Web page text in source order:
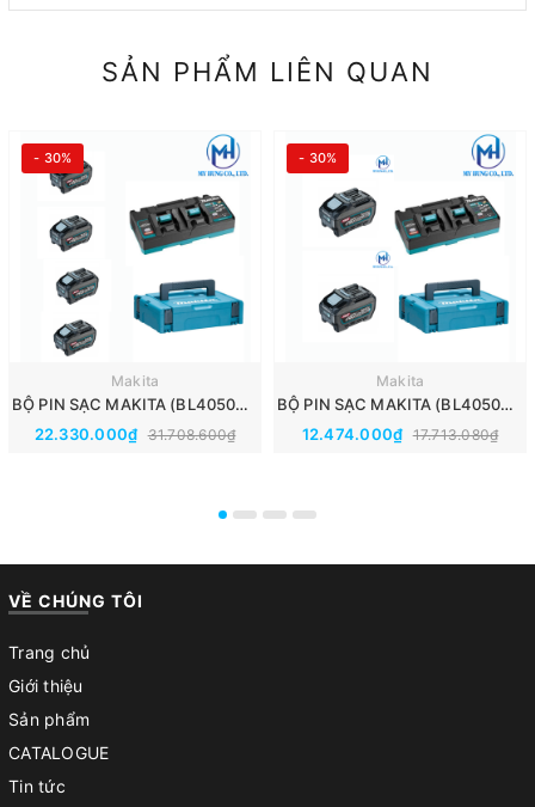
SẢN PHẨM LIÊN QUAN
- 30%
Makita
BỘ PIN SẠC MAKITA (BL4050F*4+DC40RB+MAKPAC) 191U42-2
22.330.000₫ 31.708.600₫
- 30%
Makita
BỘ PIN SẠC MAKITA (BL4050F*2+DC40RB+MAKPAC) 191U13-9
12.474.000₫ 17.713.080₫
VỀ CHÚNG TÔI
Trang chủ
Giới thiệu
Sản phẩm
CATALOGUE
Tin tức